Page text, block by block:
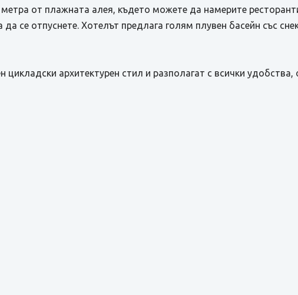
от плажната алея, където можете да намерите
се отпуснете. Хотелът предлага голям плувен басейн със
цикладски архитектурен стил и разполагат с всички